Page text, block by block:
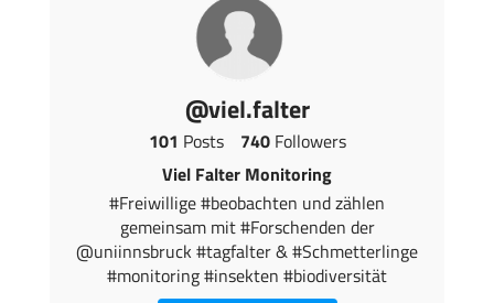
@viel.falter
101 Posts 740Followers
Viel Falter Monitoring
#Freiwillige #beobachten und zählen
gemeinsam mit #Forschenden der
@uniinnsbruck #tagfalter & #Schmetterlinge
#monitoring #insekten #biodiversität